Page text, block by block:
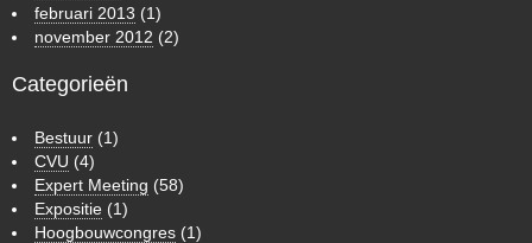
februari 2013 (1)
november 2012 (2)
Categorieën
Bestuur (1)
CVU (4)
Expert Meeting (58)
Expositie (1)
Hoogbouwcongres (1)